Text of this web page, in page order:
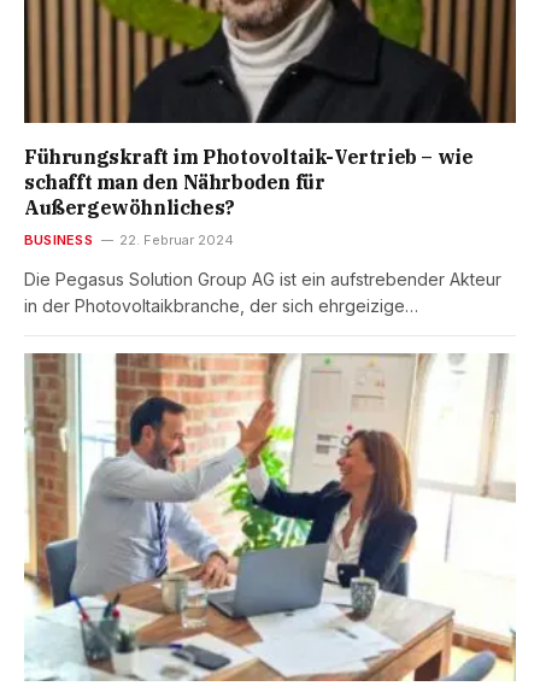
Führungskraft im Photovoltaik-Vertrieb – wie
schafft man den Nährboden für
Außergewöhnliches?
BUSINESS 22. Februar 2024
Die Pegasus Solution Group AG ist ein aufstrebender Akteur
in der Photovoltaikbranche, der sich ehrgeizige…